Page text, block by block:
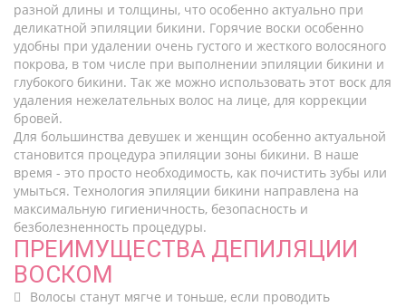
разной длины и толщины, что особенно актуально при
деликатной эпиляции бикини. Горячие воски особенно
удобны при удалении очень густого и жесткого волосяного
покрова, в том числе при выполнении эпиляции бикини и
глубокого бикини. Так же можно использовать этот воск для
удаления нежелательных волос на лице, для коррекции
бровей.
Для большинства девушек и женщин особенно актуальной
становится процедура эпиляции зоны бикини. В наше
время - это просто необходимость, как почистить зубы или
умыться. Технология эпиляции бикини направлена на
максимальную гигиеничность, безопасность и
безболезненность процедуры.
ПРЕИМУЩЕСТВА ДЕПИЛЯЦИИ
ВОСКОМ
Волосы станут мягче и тоньше, если проводить